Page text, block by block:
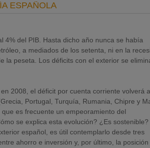
ESPAÑOLA
4% del PIB. Hasta dicho año nunca se había
a mediados de los setenta, ni en la
la peseta. Los déficits con el exterior se
2008, el déficit por cuenta corriente volverá a
Portugal, Turquía, Rumania, Chipre y
es frecuente un empeoramiento del
se explica esta evolución? ¿Es sostenible?
español, es útil contemplarlo desde tres
ahorro e inversión y, por último, la posición